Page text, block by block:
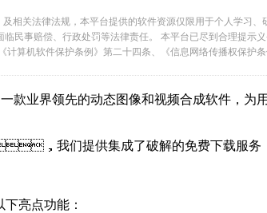
相关法律法规，本平台提供的软件资源仅限用于个人学习
民事赔偿、行政处罚等法律责任。 本平台已尽到合理提
计算机软件保护条例》第二十四条、《信息网络传播权保护
业界领先的动态图像和视频合成软件，为
，我们提供集成了破解的免费下载服务
点功能：